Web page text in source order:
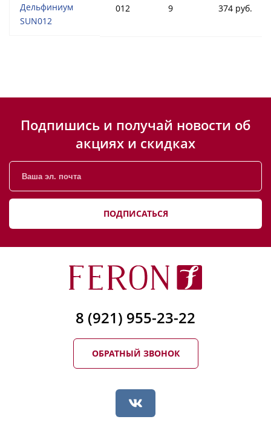
Дельфиниум
SUN012
012 9 374 руб.
Подпишись и получай новости об
акциях и скидках
ПОДПИСАТЬСЯ
8 (921) 955-23-22
ОБРАТНЫЙ ЗВОНОК